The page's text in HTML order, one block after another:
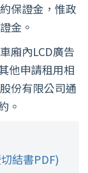
保證金，惟政
金。
廂內LCD廣告
他申請租用相
份有限公司通
。
結書PDF)